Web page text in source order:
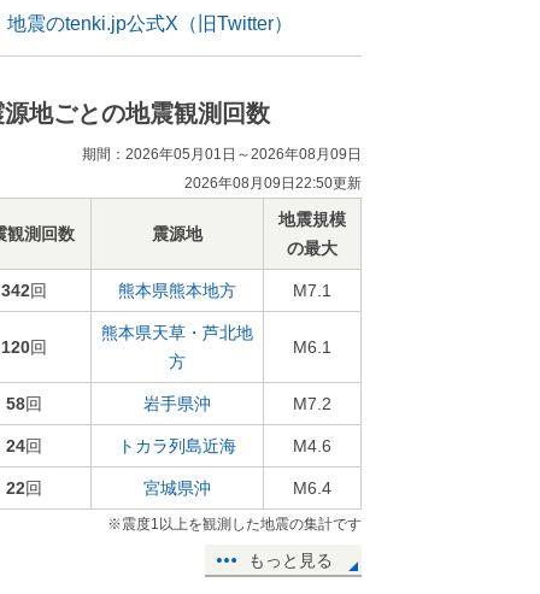
地震のtenki.jp公式X（旧Twitter）
源地ごとの地震観測回数
期間：2026年05月01日～2026年08月09日
2026年08月09日22:50更新
観測回数 震源地
地震規模
の最大
342回 熊本県熊本地方 M7.1
120回
熊本県天草・芦北地
方
M6.1
58回 岩手県沖 M7.2
24回 トカラ列島近海 M4.6
22回 宮城県沖 M6.4
※震度1以上を観測した地震の集計です
もっと見る